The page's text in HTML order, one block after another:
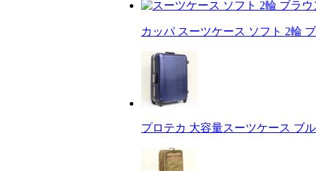
カッパ スーツケース ソフト 2輪 ブ
プロテカ 大容量スーツケース ブル